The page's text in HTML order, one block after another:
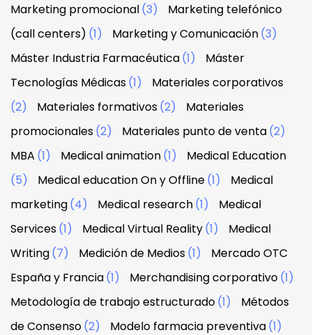
Marketing promocional(3)
Marketing telefónico
(call centers) (1) Marketing y Comunicación(3)
Máster Industria Farmacéutica(1)
Máster
Tecnologías Médicas(1)
Materiales corporativos
(2)
Materiales formativos(2)
Materiales
promocionales(2) Materiales punto de venta(2)
MBA (1) Medical animation(1)
Medical Education
(5)
Medical education On y Offline(1)
Medical
marketing(4) Medical research(1)
Medical
Services(1) Medical Virtual Reality(1)
Medical
Writing(7) Medición de Medios(1)
Mercado OTC
España y Francia(1) Merchandising corporativo(1)
Metodología de trabajo estructurado(1)
Métodos
de Consenso(2) Modelo farmacia preventiva(1)